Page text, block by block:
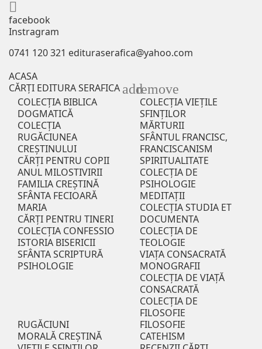

facebook
Instragram
0741 120 321 edituraserafica@yahoo.com
ACASA
CĂRȚI EDITURA SERAFICA addremove
COLECȚIA BIBLICA
DOGMATICĂ
COLECȚIA
RUGĂCIUNEA
CREȘTINULUI
CĂRȚI PENTRU COPII
ANUL MILOSTIVIRII
FAMILIA CREȘTINĂ
SFÂNTA FECIOARĂ
MARIA
CĂRȚI PENTRU TINERI
COLECȚIA CONFESSIO
ISTORIA BISERICII
SFÂNTA SCRIPTURĂ
PSIHOLOGIE
COLECȚIA VIEȚILE
SFINȚILOR
MĂRTURII
SFÂNTUL FRANCISC,
FRANCISCANISM
SPIRITUALITATE
COLECȚIA DE
PSIHOLOGIE
MEDITAȚII
COLECȚIA STUDIA ET
DOCUMENTA
COLECȚIA DE
TEOLOGIE
VIAȚA CONSACRATĂ
MONOGRAFII
COLECȚIA DE VIAȚĂ
CONSACRATĂ
COLECȚIA DE
FILOSOFIE
RUGĂCIUNI
MORALĂ CREȘTINĂ
FILOSOFIE
CATEHISM